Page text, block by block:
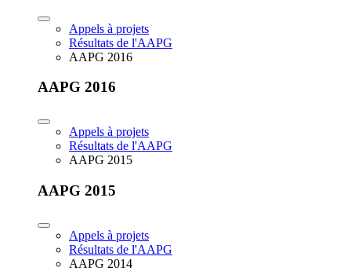
Appels à projets
Résultats de l'AAPG
AAPG 2016
AAPG 2016
Appels à projets
Résultats de l'AAPG
AAPG 2015
AAPG 2015
Appels à projets
Résultats de l'AAPG
AAPG 2014